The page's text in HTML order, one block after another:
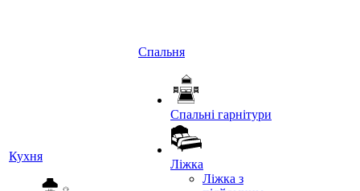
Кухня
Спальня
Спальні гарнітури
Ліжка
Ліжка з